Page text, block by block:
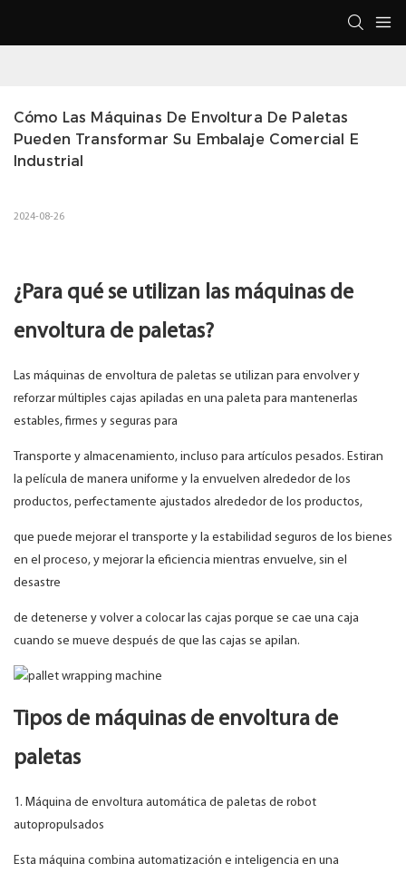
Cómo Las Máquinas De Envoltura De Paletas
Pueden Transformar Su Embalaje Comercial E
Industrial
2024-08-26
¿Para qué se utilizan las máquinas de
envoltura de paletas?
Las máquinas de envoltura de paletas se utilizan para envolver y
reforzar múltiples cajas apiladas en una paleta para mantenerlas
estables, firmes y seguras para
Transporte y almacenamiento, incluso para artículos pesados. Estiran
la película de manera uniforme y la envuelven alrededor de los
productos, perfectamente ajustados alrededor de los productos,
que puede mejorar el transporte y la estabilidad seguros de los bienes
en el proceso, y mejorar la eficiencia mientras envuelve, sin el
desastre
de detenerse y volver a colocar las cajas porque se cae una caja
cuando se mueve después de que las cajas se apilan.
Tipos de máquinas de envoltura de
paletas
1. Máquina de envoltura automática de paletas de robot
autopropulsados
Esta máquina combina automatización e inteligencia en una